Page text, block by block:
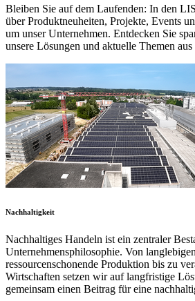
Bleiben Sie auf dem Laufenden: In den
über Produktneuheiten, Projekte, Events
um unser Unternehmen. Entdecken Sie
unsere Lösungen und aktuelle Themen
Nachhaltigkeit
Nachhaltiges Handeln ist ein zentraler
Unternehmensphilosophie. Von
ressourcenschonende Produktion bis zu
Wirtschaften setzen wir auf langfristige
gemeinsam einen Beitrag für eine